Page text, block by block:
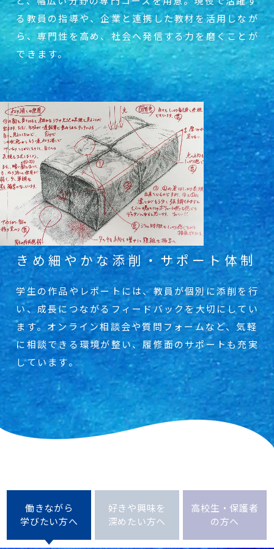
る教員の指導や、企業と連携した教材を活用しなが
ら、専門性を高め、社会へ発信する力を磨くことが
できます。
きめ細やかな添削・サポート体制
学生の作品やレポートには、教員が個別に添削を行
い、成長につながるフィードバックを大切にしてい
ます。オンライン相談会や質問フォームなど、気軽
に相談できる環境が整い、履修面のサポートも充実
しています。
働きながら
学びたい方へ
好きや興味を
深めたい方へ
高校生・保護者
の方へ